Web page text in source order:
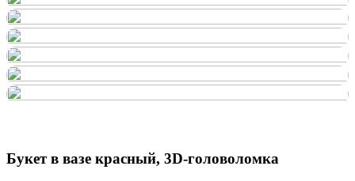
Букет в вазе красный, 3D-головоломка